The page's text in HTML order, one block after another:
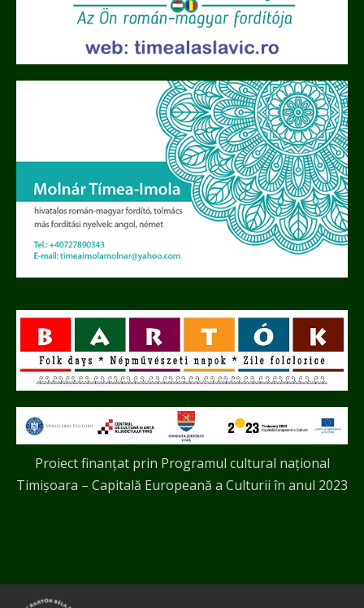
Proiect finanțat prin Programul cultural național
Timișoara – Capitală Europeană a Culturii în anul 2023